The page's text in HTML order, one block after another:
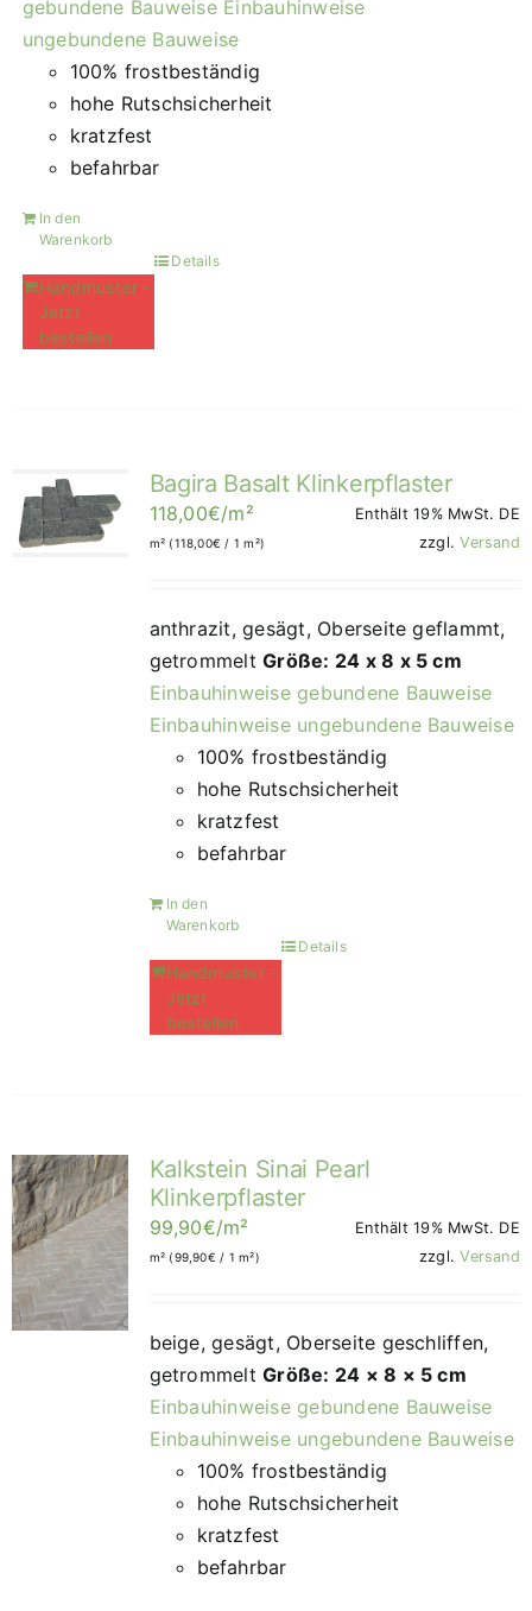
gebundene Bauweise Einbauhinweise
ungebundene Bauweise
100% frostbeständig
hohe Rutschsicherheit
kratzfest
befahrbar
In den
Warenkorb
Handmuster -
Jetzt
bestellen
Details
Bagira Basalt Klinkerpflaster
118,00€/m² Enthält 19% MwSt. DE
m² (118,00€ / 1 m²) zzgl.Versand
anthrazit, gesägt, Oberseite geflammt,
getrommeltGröße: 24 x 8 x 5 cm
Einbauhinweise gebundene Bauweise
Einbauhinweise ungebundene Bauweise
100% frostbeständig
hohe Rutschsicherheit
kratzfest
befahrbar
In den
Warenkorb
Handmuster -
Jetzt
bestellen
Details
Kalkstein Sinai Pearl
Klinkerpflaster
99,90€/m² Enthält 19% MwSt. DE
m² (99,90€ / 1 m²) zzgl.Versand
beige, gesägt, Oberseite geschliffen,
getrommeltGröße: 24 × 8 × 5 cm
Einbauhinweise gebundene Bauweise
Einbauhinweise ungebundene Bauweise
100% frostbeständig
hohe Rutschsicherheit
kratzfest
befahrbar